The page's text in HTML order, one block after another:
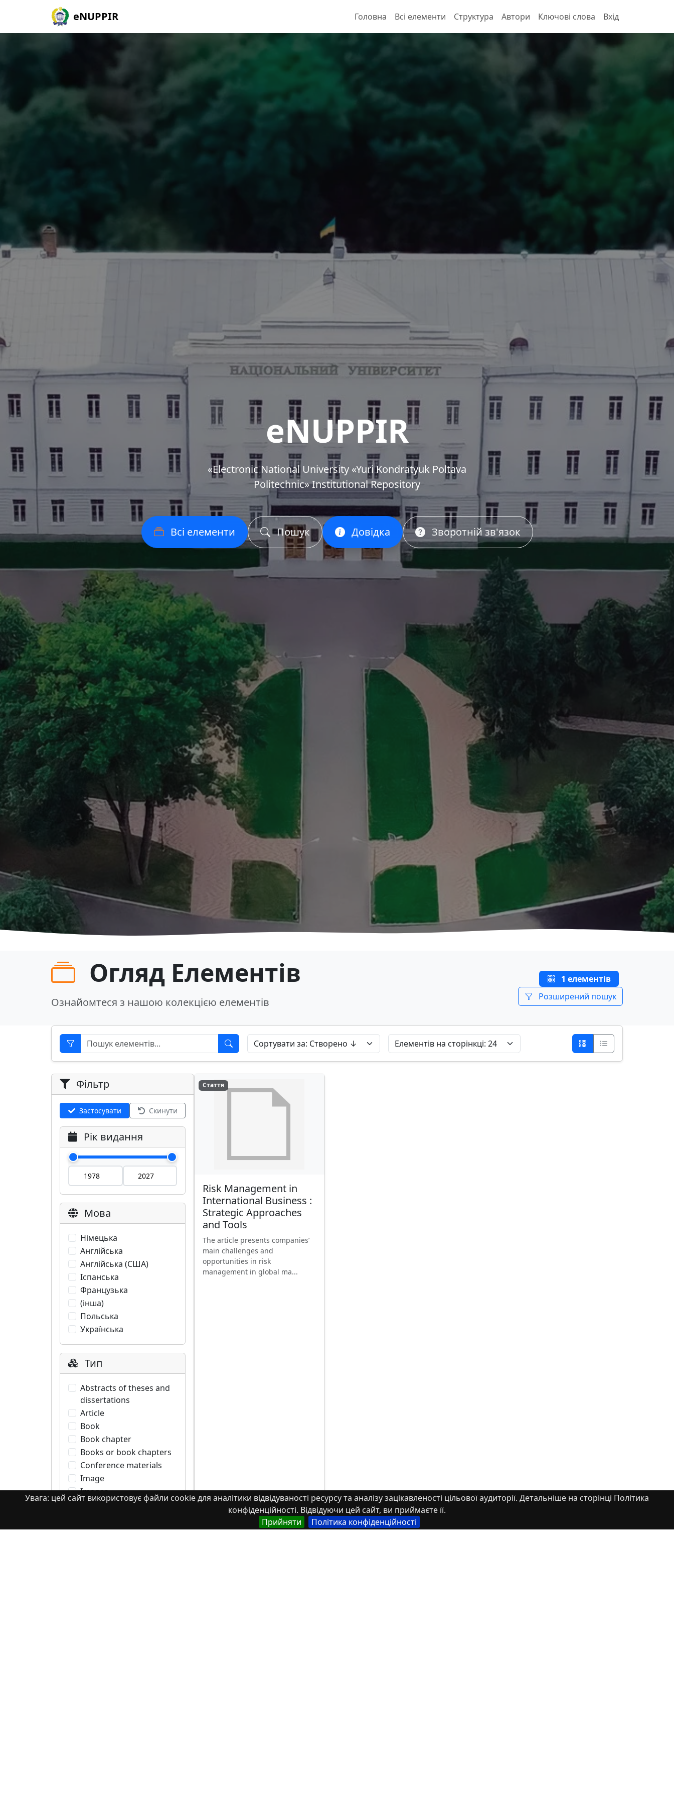
Увага: цей сайт використовує файли cookie для аналітики відвідуваності ресурсу та аналізу зацікавленості цільової аудиторії. Детальніше на сторінці Політика
конфіденційності. Відвідуючи цей сайт, ви приймаєте її.
Прийняти
Політика конфіденційності
eNUPPIR Головна Всі елементи Структура Автори Ключові слова Вхід
eNUPPIR
«Еlectronic National University «Yuri Kondratyuk Poltava
Politechnic» Institutional Repository
Всі елементи Пошук Довідка Зворотній зв'язок
Огляд Елементів
Ознайомтеся з нашою колекцією елементів
1 елементів
Розширений пошук
Фільтр
Застосувати Скинути
Рік видання
Мова
Німецька
Англійська
Англійська (США)
Іспанська
Французька
(інша)
Польська
Українська
Тип
Abstracts of theses and
dissertations
Article
Book
Book chapter
Books or book chapters
Conference materials
Image
Images
Learning Object
Monograph. Books or
Стаття
Risk Management in
International Business :
Strategic Approaches
and Tools
The article presents companies’
main challenges and
opportunities in risk
management in global ma...